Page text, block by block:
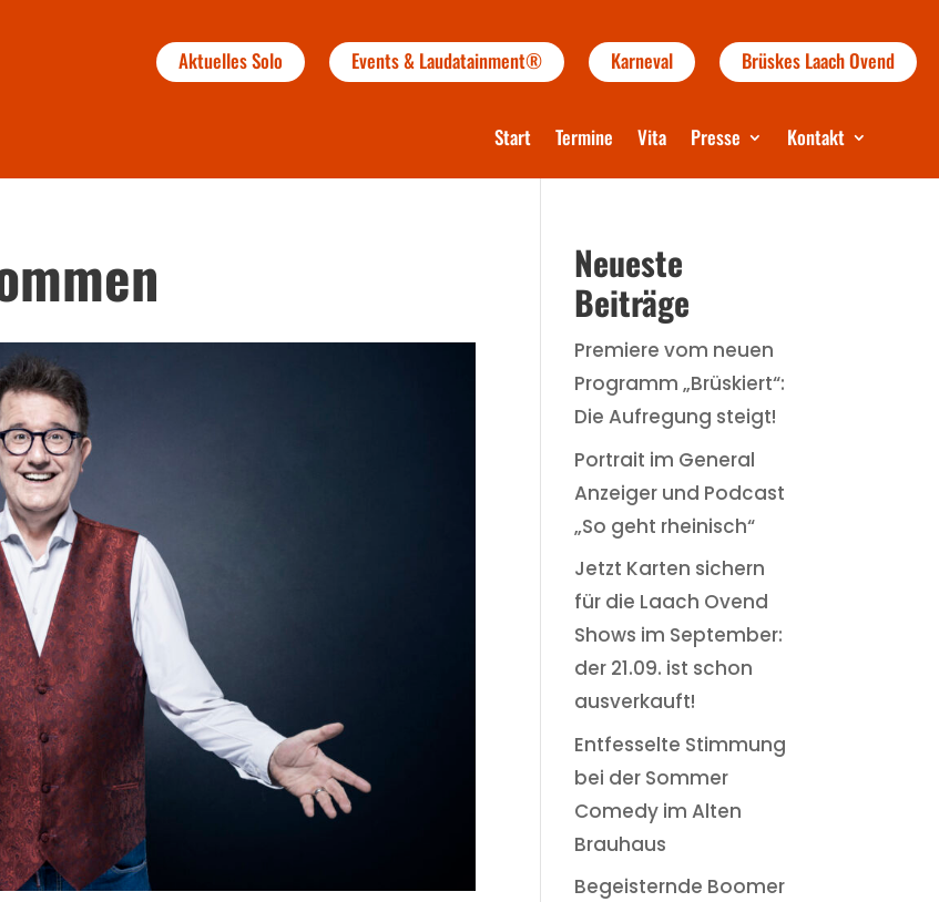
Aktuelles Solo Events & Laudatainment® Karneval Brüskes Laach Ovend
Start Termine Vita Presse Kontakt
Neueste
Beiträge
Premiere vom neuen
Programm „Brüskiert“:
Die Aufregung steigt!
Portrait im General
Anzeiger und Podcast
„So geht rheinisch“
Jetzt Karten sichern
für die Laach Ovend
Shows im September:
der 21.09. ist schon
ausverkauft!
Entfesselte Stimmung
bei der Sommer
Comedy im Alten
Brauhaus
Begeisternde Boomer